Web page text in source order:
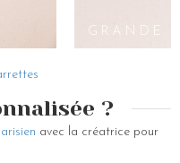
d’oreilles dorées, bracelets
été imaginés pour les
emplie de fantaisie.
situé dans le marais.
de coiffure et
notre e-shop. Couronnes de
à chignon sertis de petites
chapeaux et serre-
GRANDE
?
avec la créatrice pour